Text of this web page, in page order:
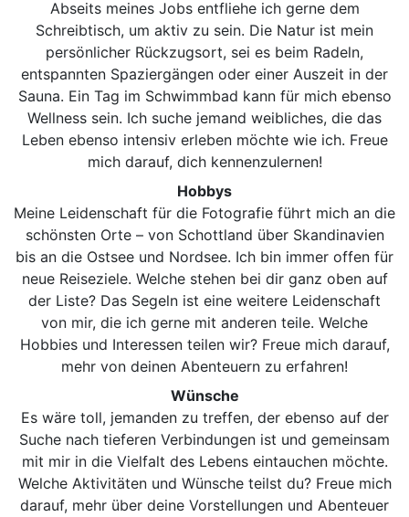
Abseits meines Jobs entfliehe ich gerne dem
Schreibtisch, um aktiv zu sein. Die Natur ist mein
persönlicher Rückzugsort, sei es beim Radeln,
entspannten Spaziergängen oder einer Auszeit in der
Sauna. Ein Tag im Schwimmbad kann für mich ebenso
Wellness sein. Ich suche jemand weibliches, die das
Leben ebenso intensiv erleben möchte wie ich. Freue
mich darauf, dich kennenzulernen!
Hobbys
Meine Leidenschaft für die Fotografie führt mich an die
schönsten Orte – von Schottland über Skandinavien
bis an die Ostsee und Nordsee. Ich bin immer offen für
neue Reiseziele. Welche stehen bei dir ganz oben auf
der Liste? Das Segeln ist eine weitere Leidenschaft
von mir, die ich gerne mit anderen teile. Welche
Hobbies und Interessen teilen wir? Freue mich darauf,
mehr von deinen Abenteuern zu erfahren!
Wünsche
Es wäre toll, jemanden zu treffen, der ebenso auf der
Suche nach tieferen Verbindungen ist und gemeinsam
mit mir in die Vielfalt des Lebens eintauchen möchte.
Welche Aktivitäten und Wünsche teilst du? Freue mich
darauf, mehr über deine Vorstellungen und Abenteuer